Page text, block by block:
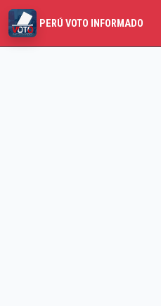
PERÚ VOTO INFORMADO